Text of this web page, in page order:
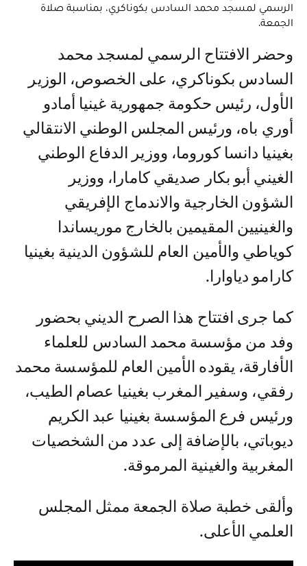
الرسمي لمسجد محمد السادس بكوناكري، بمناسبة صلاة
الجمعة.
وحضر الافتتاح الرسمي لمسجد محمد
السادس بكوناكري، على الخصوص، الوزير
الأول، رئيس حكومة جمهورية غينيا أمادو
أوري باه، ورئيس المجلس الوطني الانتقالي
بغينيا دانسا كوروما، ووزير الدفاع الوطني
الغيني أبو بكار صديقي كامارا، ووزير
الشؤون الخارجية والاندماج الإفريقي
والغينيين المقيمين بالخارج موريساندا
كوياطي والأمين العام للشؤون الدينية بغينيا
كارامو دياوارا.
كما جرى افتتاح هذا الصرح الديني بحضور
وفد من مؤسسة محمد السادس للعلماء
الأفارقة، يقوده الأمين العام للمؤسسة محمد
رفقي، وسفير المغرب بغينيا عصام الطيب،
ورئيس فرع المؤسسة بغينيا عبد الكريم
ديوباتي، بالإضافة إلى عدد من الشخصيات
المغربية والغينية المرموقة.
وألقى خطبة صلاة الجمعة ممثل المجلس
العلمي الأعلى.